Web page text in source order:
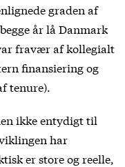
graden af
år lå Danmark
fravær af kollegialt
finansiering og
tenure).
ikke entydigt til
har
er store og reelle,